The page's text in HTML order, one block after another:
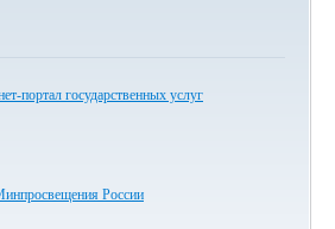
портал государственных услуг
России